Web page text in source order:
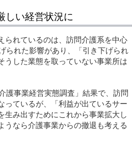
しい経営状況に
られているのは、訪問介護系を中心
られた影響があり、「引き下げられ
うした業態を取っていない事業所は
護事業経営実態調査」結果で、訪問
っているが、「利益が出ているサー
生み出すためにこれから事業拡大し
うなら介護事業からの撤退も考える